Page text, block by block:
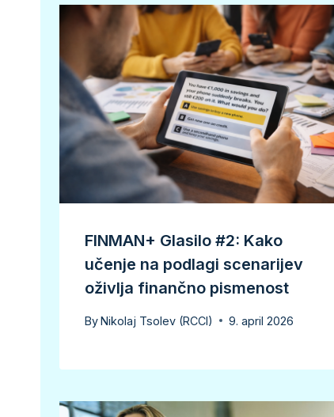
FINMAN+ Glasilo #2: Kako
učenje na podlagi scenarijev
oživlja finančno pismenost
ByNikolaj Tsolev (RCCI) 9. april 2026